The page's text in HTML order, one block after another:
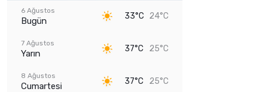
6 Ağustos
Bugün 33°C 24°C
7 Ağustos
Yarın 37°C 25°C
8 Ağustos
Cumartesi 37°C 25°C